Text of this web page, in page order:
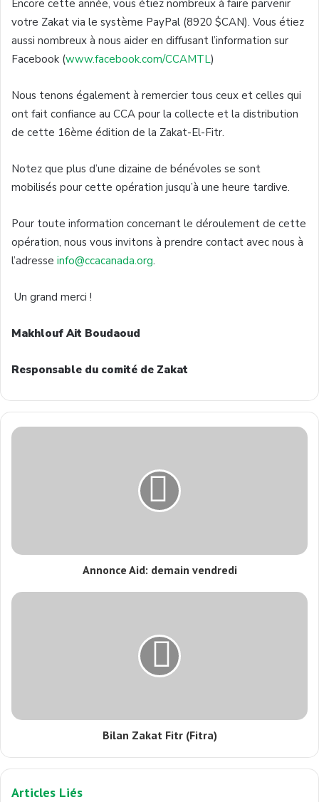
Encore cette année, vous étiez nombreux à faire parvenir
votre Zakat via le système PayPal (8920 $CAN). Vous étiez
aussi nombreux à nous aider en diffusant l’information sur
Facebook (www.facebook.com/CCAMTL)
Nous tenons également à remercier tous ceux et celles qui
ont fait confiance au CCA pour la collecte et la distribution
de cette 16ème édition de la Zakat-El-Fitr.
Notez que plus d’une dizaine de bénévoles se sont
mobilisés pour cette opération jusqu’à une heure tardive.
Pour toute information concernant le déroulement de cette
opération, nous vous invitons à prendre contact avec nous à
l’adresse info@ccacanada.org.
Un grand merci !
Makhlouf Ait Boudaoud
Responsable du comité de Zakat
Annonce Aid: demain vendredi
Bilan Zakat Fitr (Fitra)
Articles Liés